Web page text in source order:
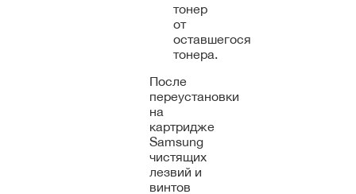
тонер
от
оставшегося
тонера.
После
переустановки
на
картридже
Samsung
чистящих
лезвий и
винтов